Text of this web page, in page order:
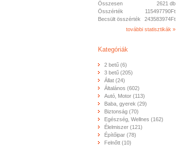
Összesen
2621 db
Összérték
115497790Ft
Becsült összérték
243583974Ft
további statisztikák »
Kategóriák
2 betű (6)
3 betű (205)
Állat (24)
Általános (602)
Autó, Motor (113)
Baba, gyerek (29)
Biztonság (70)
Egészség, Wellnes (162)
Élelmiszer (121)
Építőipar (78)
Felnőtt (10)